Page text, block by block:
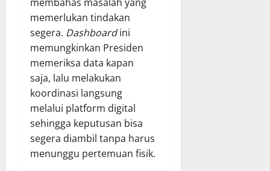
memerlukan tindakan
segera. Dashboardini
memungkinkan Presiden
memeriksa data kapan
saja, lalu melakukan
koordinasi langsung
melalui platform digital
sehingga keputusan bisa
segera diambil tanpa harus
menunggu pertemuan fisik.